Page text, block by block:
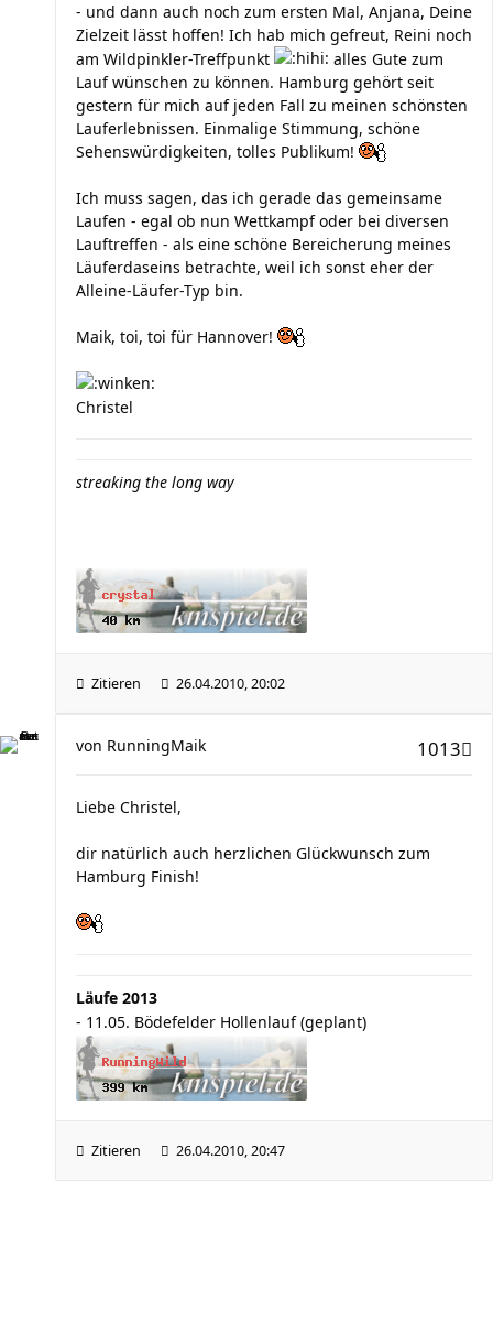
- und dann auch noch zum ersten Mal, Anjana, Deine
Zielzeit lässt hoffen! Ich hab mich gefreut, Reini noch
am Wildpinkler-Treffpunkt
alles Gute zum
Lauf wünschen zu können. Hamburg gehört seit
gestern für mich auf jeden Fall zu meinen schönsten
Lauferlebnissen. Einmalige Stimmung, schöne
Sehenswürdigkeiten, tolles Publikum!
Ich muss sagen, das ich gerade das gemeinsame
Laufen - egal ob nun Wettkampf oder bei diversen
Lauftreffen - als eine schöne Bereicherung meines
Läuferdaseins betrachte, weil ich sonst eher der
Alleine-Läufer-Typ bin.
Maik, toi, toi für Hannover!
Christel
streaking the long way
Zitieren 26.04.2010, 20:02
1013
von RunningMaik
Liebe Christel,
dir natürlich auch herzlichen Glückwunsch zum
Hamburg Finish!
Läufe 2013
- 11.05. Bödefelder Hollenlauf (geplant)
Zitieren 26.04.2010, 20:47